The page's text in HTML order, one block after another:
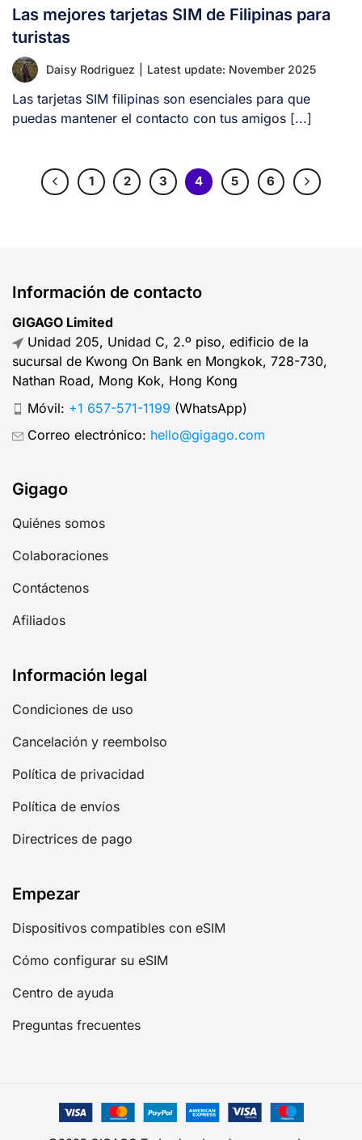
Las mejores tarjetas SIM de Filipinas para
turistas
Daisy Rodriguez Latest update: November 2025
Las tarjetas SIM filipinas son esenciales para que
puedas mantener el contacto con tus amigos [...]
1 2 3 4 5 6
Información de contacto
GIGAGO Limited
Unidad 205, Unidad C, 2.º piso, edificio de la
sucursal de Kwong On Bank en Mongkok, 728-730,
Nathan Road, Mong Kok, Hong Kong
Móvil: +1 657-571-1199 (WhatsApp)
Correo electrónico: hello@gigago.com
Gigago
Quiénes somos
Colaboraciones
Contáctenos
Afiliados
Información legal
Condiciones de uso
Cancelación y reembolso
Política de privacidad
Política de envíos
Directrices de pago
Empezar
Dispositivos compatibles con eSIM
Cómo configurar su eSIM
Centro de ayuda
Preguntas frecuentes